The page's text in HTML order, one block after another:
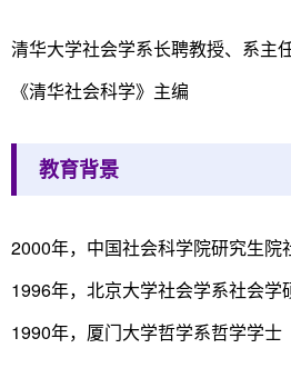
清华大学社会学系长聘教授、系主
《清华社会科学》主编
教育背景
2000年，中国社会科学院研究生院
1996年，北京大学社会学系社会学
1990年，厦门大学哲学系哲学学士